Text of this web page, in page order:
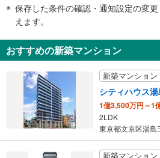
東京地下鉄本社ビル、三井ガーデンホテル上
野警察署、台東区役所、ハローワーク上野、
学校、上野学園、 石橋メモリアルホール、昭
−５丁目、メトロライフサポート、メトロ車両
２出口
永寿総合病院、昭和通り、東上野１−３丁目
３出口
永寿総合病院、昭和通り、東上野１・２丁目
４出口
昭和通り、上野６丁目
（上野６丁目方面）、上野マルイ
【東京メトロ】
［銀座線］
・ＪＲ上野駅方面改札⇔エレベーター専用口（
・改札階⇔５ａ・５ｂ出口
・１番線ホーム⇔エレベータ専用改札
・２番線ホーム⇔昭和通り南方面改札
・各改札⇔地上出口
エスカレータ
【ＪＲ】
［新幹線］
・各ホーム⇔Ｂ３Ｆコンコース⇔新幹線乗換口
知
を
保存した条件の確認・通知設定の変
えます。
おすすめの新築マンション
新築マンション
シティハウス
1億3,500万円～1
2LDK
東京都文京区湯島
新築マンション